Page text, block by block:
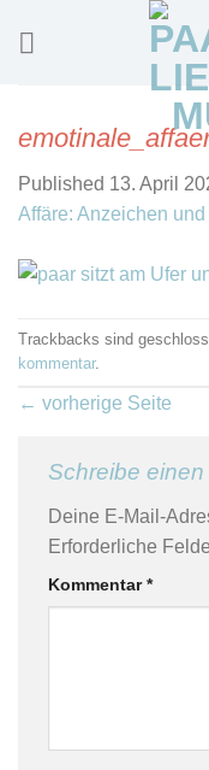
Published 13. April
Affäre: Anzeichen
Trackbacks sind
kommentar.
← vorherige Seite
Schreibe
Deine E-Mail-
Erforderliche
Kommentar*